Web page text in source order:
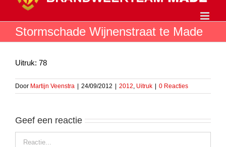
inhoudStormschade Wijnenstraat te Made
Uitruk: 78
Door Martijn Veenstra 24/09/2012 2012, Uitruk 0 Reacties
Geef een reactie